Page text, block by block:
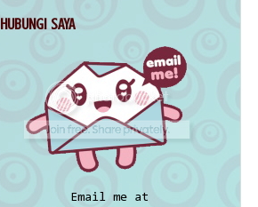
HUBUNGI SAYA
Email me at